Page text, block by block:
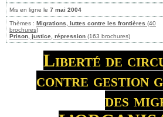
Mis en ligne le 7 mai 2004
Thèmes : Migrations, luttes contre les frontières (40
brochures)
Prison, justice, répression (163 brochures)
Liberté de
contre gestion
des